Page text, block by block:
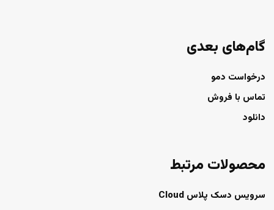
گام‌های بعدی
درخواست دمو
تماس با فروش
دانلود
محصولات مرتبط
سرویس دسک پلاس Cloud